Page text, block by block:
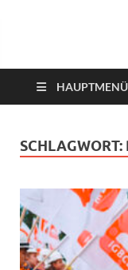
das
HAUPTMENÜ
SCHLAGWORT: